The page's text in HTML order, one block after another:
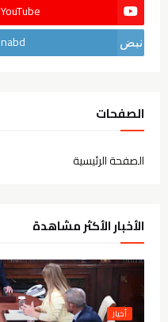
YouTube
nabd
الصفحات
الصفحة الرئيسية
الأخبار الأكثر مشاهدة
أخيار